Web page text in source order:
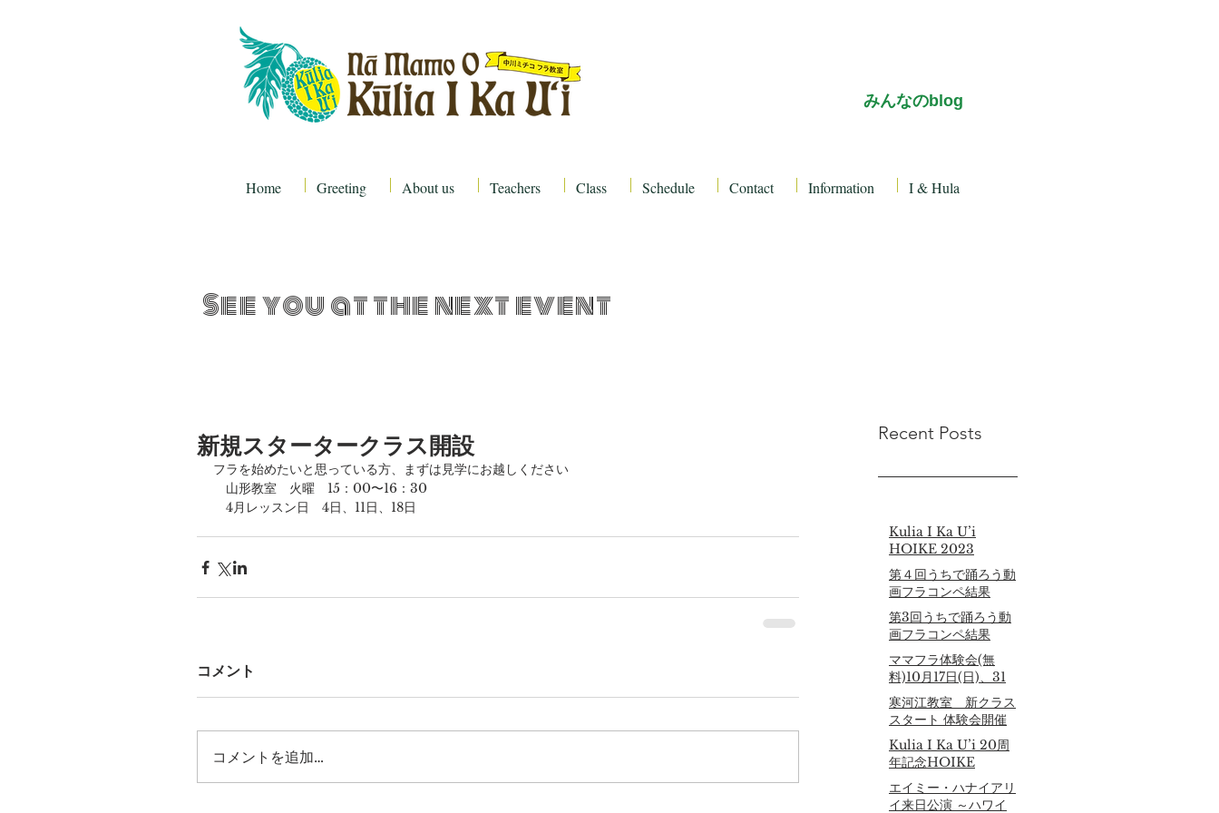
みんなのblog
Home Greeting About us Teachers Class Schedule Contact Information I & Hula
See you at the next event
新規スタータークラス開設
フラを始めたいと思っている方、まずは見学にお越しください
山形教室　火曜　15：00〜16：30
4月レッスン日　4日、11日、18日
コメント
コメントを追加…
Recent Posts
Kulia I Ka U’i
HOIKE 2023
第４回うちで踊ろう動
画フラコンペ結果
第3回うちで踊ろう動
画フラコンペ結果
ママフラ体験会(無
料)10月17日(日)、31
日(日)
寒河江教室 新クラス
スタート 体験会開催
６月20日（日）
Kulia I Ka U’i 20周
年記念HOIKE
エイミー・ハナイアリ
イ来日公演 ～ハワイ